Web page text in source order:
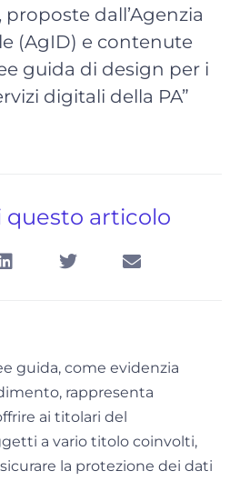
dall’Agenzia
(AgID) e contenute
guida di design per i
digitali della PA”
questo articolo
guida, come evidenzia
rappresenta
ai titolari del
a vario titolo coinvolti,
la protezione dei dati